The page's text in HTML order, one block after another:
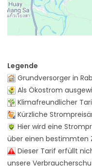
Legende
Grundversorger in
Als Ökostrom
Klimafreundlicher
Kürzliche
Hier wird eine
über einen bestimmten
Dieser Tarif erfüllt
unsere